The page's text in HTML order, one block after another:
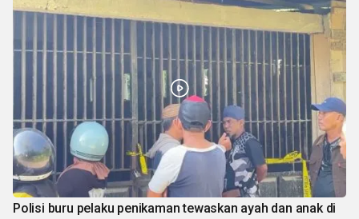
Polisi buru pelaku penikaman tewaskan ayah dan anak di